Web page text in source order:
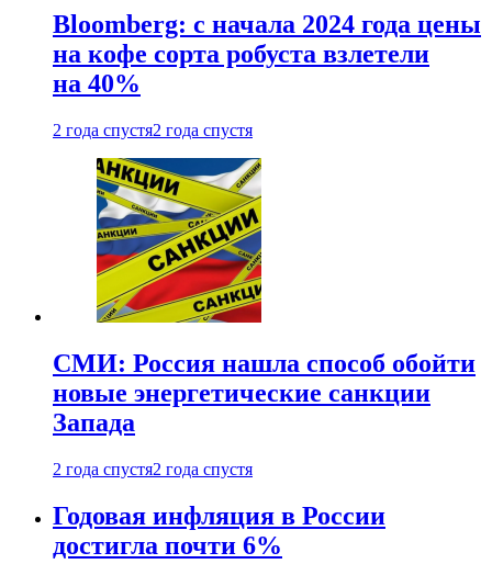
Bloomberg: с начала 2024 года цены
на кофе сорта робуста взлетели
на 40%
2 года спустя2 года спустя
СМИ: Россия нашла способ обойти
новые энергетические санкции
Запада
2 года спустя2 года спустя
Годовая инфляция в России
достигла почти 6%